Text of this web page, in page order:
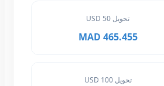
465.455 MAD
تحويل 100 USD